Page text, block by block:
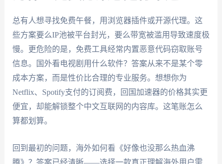
总有人想寻找免费午餐，用浏览器插件或开源代理。这
些方案要么IP池被平台封光，要么带宽被滥用导致速度极
慢。更危险的是，免费工具经常内置恶意代码窃取账号
信息。国外看电视剧用什么软件？答案从来不是某个零
成本方案，而是性价比合理的专业服务。想想你为
Netflix、Spotify支付的订阅费，回国加速器的价格其实更
便宜，却能解锁整个中文互联网的内容库。这笔账怎么
算都划算。
回到最初的问题，海外如何看《好像也没那么热血沸
腾》？答案已经清晰——选择一款真正理解海外用户需